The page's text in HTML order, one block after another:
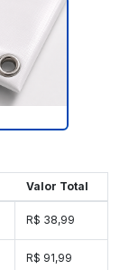
Valor Total
R$ 38,99
R$ 91,99